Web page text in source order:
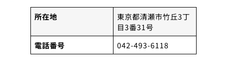
所在地
東京都清瀬市竹丘3丁
目3番31号
電話番号
042-493-6118